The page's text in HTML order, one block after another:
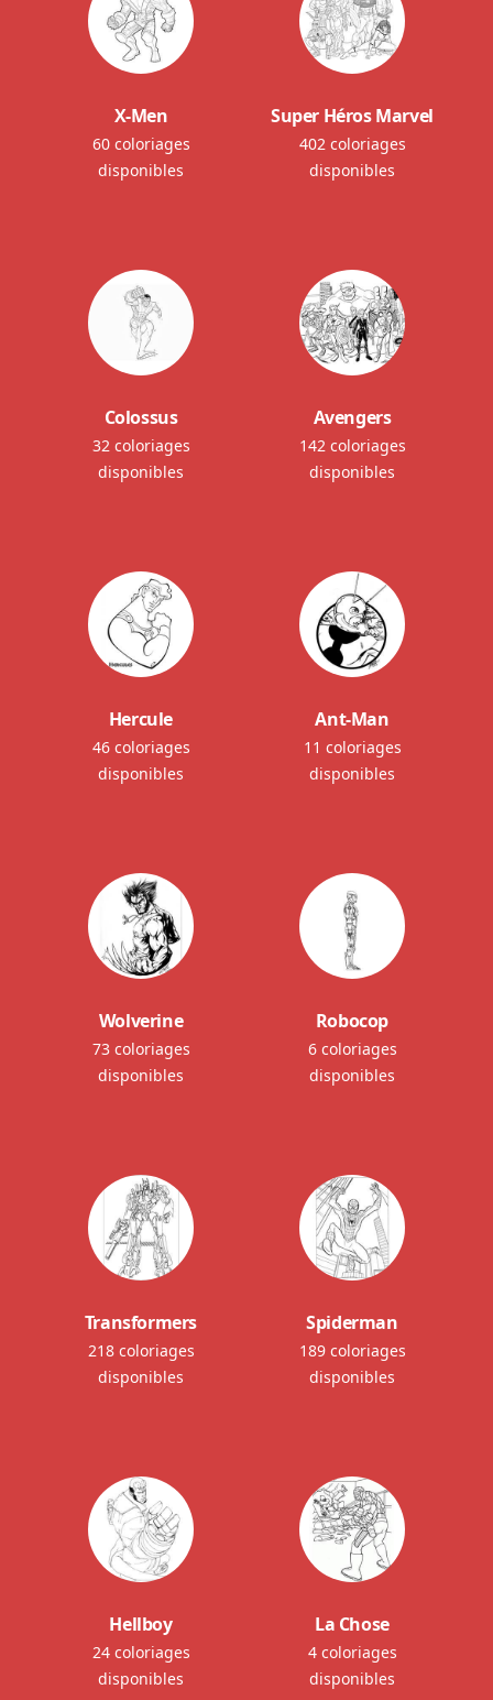
X-Men
60 coloriages
disponibles
Super Héros Marvel
402 coloriages
disponibles
Colossus
32 coloriages
disponibles
Avengers
142 coloriages
disponibles
Hercule
46 coloriages
disponibles
Ant-Man
11 coloriages
disponibles
Wolverine
73 coloriages
disponibles
Robocop
6 coloriages
disponibles
Transformers
218 coloriages
disponibles
Spiderman
189 coloriages
disponibles
Hellboy
24 coloriages
disponibles
La Chose
4 coloriages
disponibles